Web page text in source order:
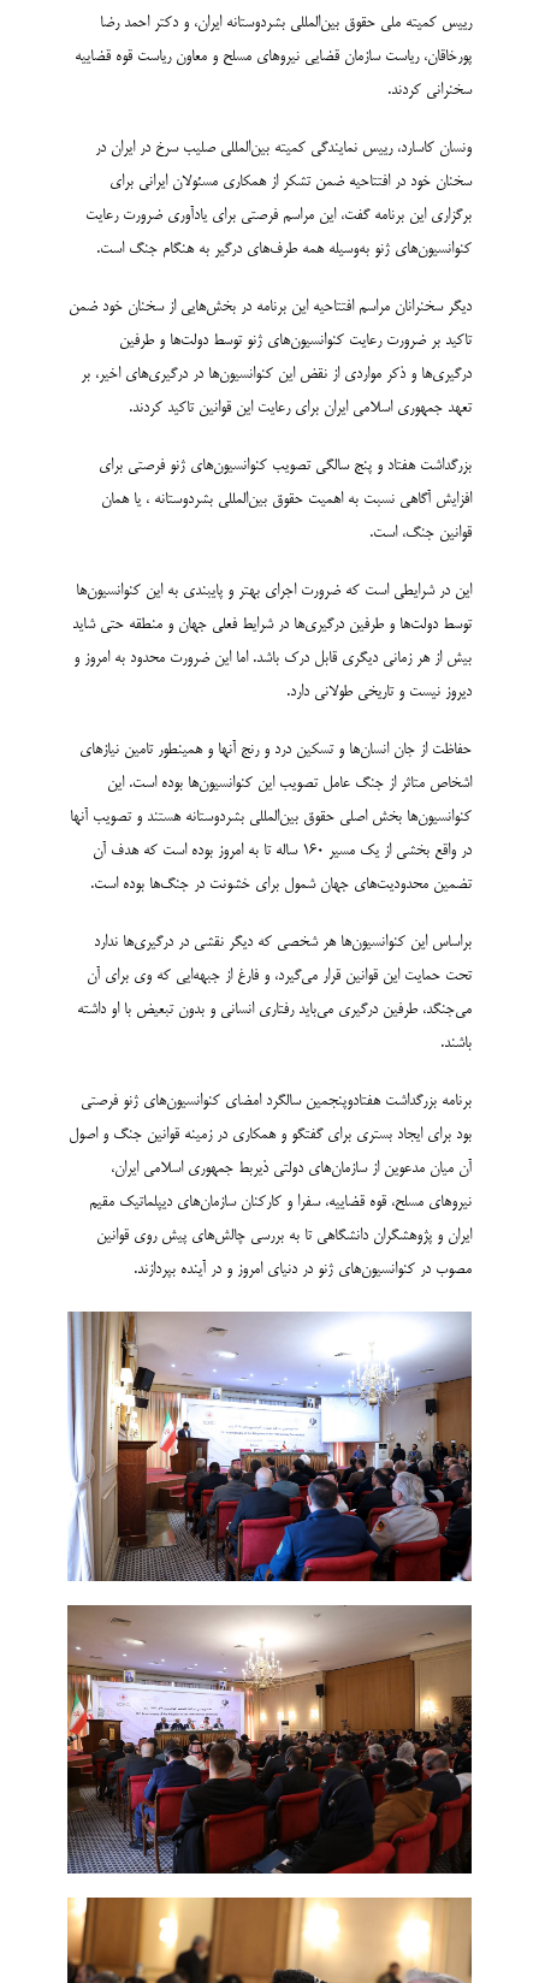
رییس کمیته ملی حقوق بین‌المللی بشردوستانه ایران، و دکتر احمد رضا
پورخاقان، ریاست سازمان قضایی نیروهای مسلح و معاون ریاست قوه قضاییه
سخنرانی کردند.
ونسان کاسارد، رییس نمایندگی کمیته بین‌المللی صلیب سرخ در ایران در
سخنان خود در افتتاحیه ضمن تشکر از همکاری مسئولان ایرانی برای
برگزاری این برنامه گفت، این مراسم فرصتی برای یادآوری ضرورت رعایت
کنوانسیون‌های ژنو به‌وسیله همه طرف‌های درگیر به هنگام جنگ است.
دیگر سخنرانان مراسم افتتاحیه این برنامه در بخش‌هایی از سخنان خود ضمن
تاکید بر ضرورت رعایت کنوانسیون‌های ژنو توسط دولت‌ها و طرفین
درگیری‌ها و ذکر مواردی از نقض این کنوانسیون‌ها در درگیری‌های اخیر، بر
تعهد جمهوری اسلامی ایران برای رعایت این قوانین تاکید کردند.
بزرگداشت هفتاد و پنج سالگی تصویب کنوانسیون‌های ژنو فرصتی برای
افزایش آگاهی نسبت به اهمیت حقوق بین‌المللی بشردوستانه ، یا همان
قوانین جنگ، است.
این در شرایطی است که ضرورت اجرای بهتر و پایبندی به این کنوانسیون‌ها
توسط دولت‌ها و طرفین درگیری‌ها در شرایط فعلی جهان و منطقه حتی شاید
بیش از هر زمانی دیگری قابل درک باشد. اما این ضرورت محدود به امروز و
دیروز نیست و تاریخی طولانی دارد.
حفاظت از جان انسان‌ها و تسکین درد و رنج آنها و همینطور تامین نیازهای
اشخاص متاثر از جنگ عامل تصویب این کنوانسیون‌ها بوده است. این
کنوانسیون‌ها بخش اصلی حقوق بین‌المللی بشردوستانه هستند و تصویب آنها
در واقع بخشی از یک مسیر 160 ساله تا به امروز بوده است که هدف آن
تضمین محدودیت‌های جهان شمول برای خشونت در جنگ‌ها بوده است.
براساس این کنوانسیون‌ها هر شخصی که دیگر نقشی در درگیری‌ها ندارد
تحت حمایت این قوانین قرار می‌گیرد، و فارغ از جبهه‌ایی که وی برای آن
می‌جنگد، طرفین درگیری می‌باید رفتاری انسانی و بدون تبعیض با او داشته
باشند.
برنامه بزرگداشت هفتادوپنجمین سالگرد امضای کنوانسیون‌های ژنو فرصتی
بود برای ایجاد بستری برای گفتگو و همکاری در زمینه قوانین جنگ و اصول
آن میان مدعوین از سازمان‌های دولتی ذیربط جمهوری اسلامی ایران،
نیروهای مسلح، قوه قضاییه، سفرا و کارکنان سازمان‌های دیپلماتیک مقیم
ایران و پژوهشگران دانشگاهی تا به بررسی چالش‌های پیش روی قوانین
مصوب در کنوانسیون‌های ژنو در دنیای امروز و در آینده بپردازند.